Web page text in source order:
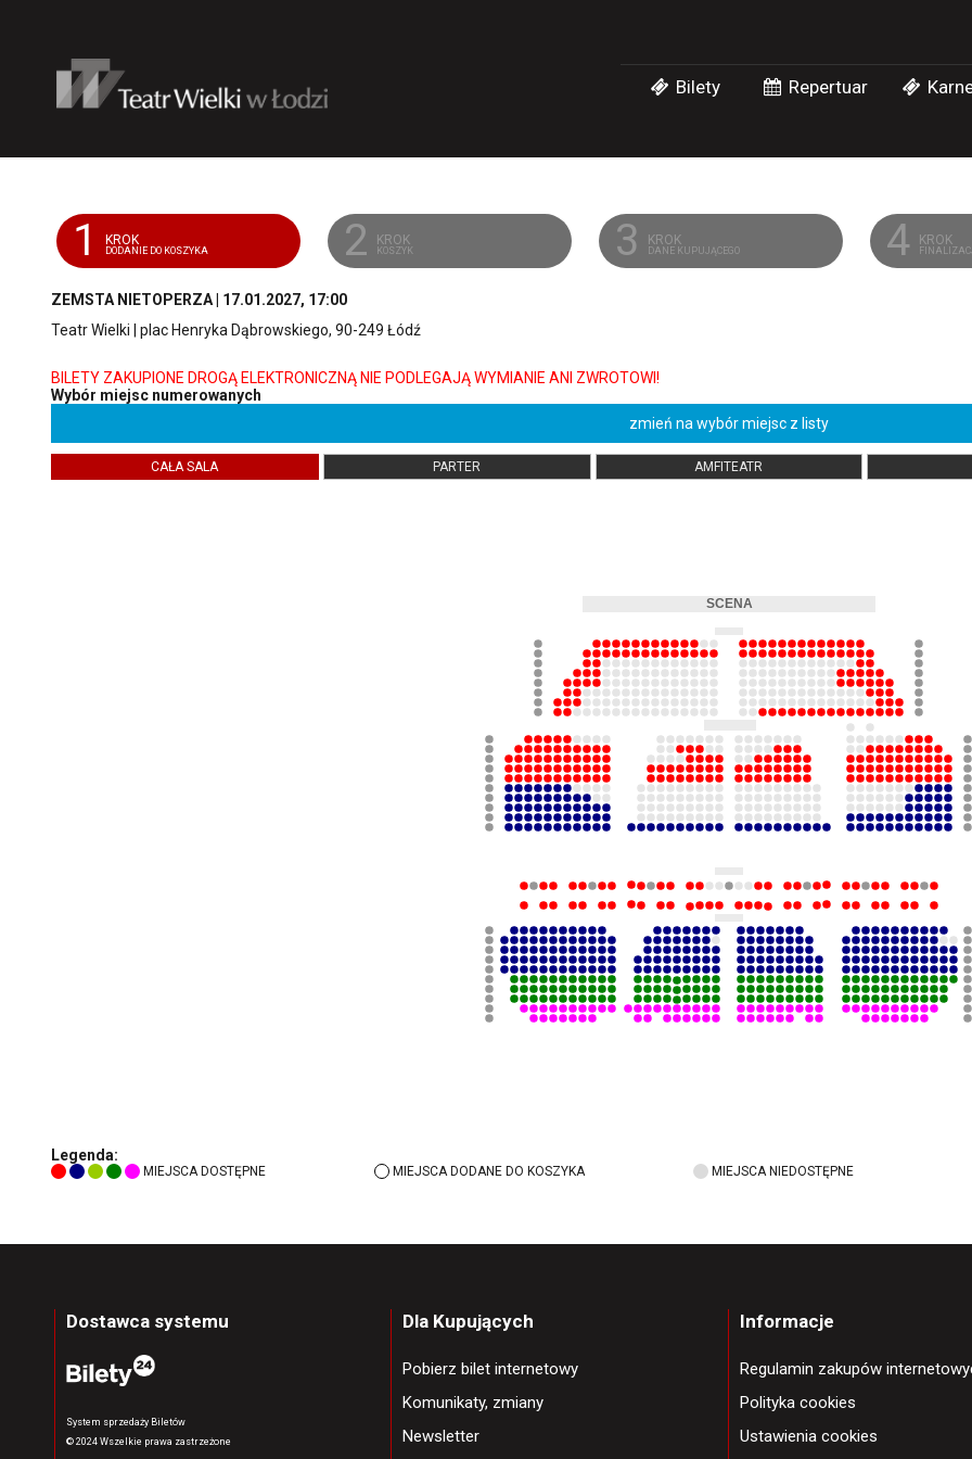
'
Bilety Repertuar
1 KROK
DODANIE DO KOSZYKA 2 KROK
KOSZYK 3 KROK
DANE KUPUJĄCEGO 4 KROK
ZEMSTA NIETOPERZA | 17.01.2027, 17:00
Teatr Wielki | plac Henryka Dąbrowskiego, 90-249 Łódź
Wybór miejsc numerowanych
zmień na wybór miejsc z listy
CAŁA SALA PARTER AMFITEATR
Legenda:
MIEJSCA DOSTĘPNE MIEJSCA DODANE DO KOSZYKA MIEJSCA NIEDOSTĘPNE
Dostawca systemu
System sprzedaży Biletów
© 2024 Wszelkie prawa zastrzeżone
Dla Kupujących
Pobierz bilet internetowy
Komunikaty, zmiany
Newsletter
Informacje
Regulamin zakupów
Polityka cookies
Ustawienia cookies